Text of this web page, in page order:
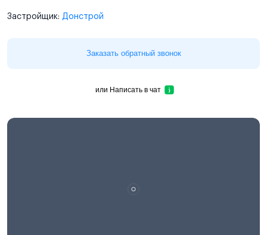
Застройщик: Донстрой
Заказать обратный звонок
или Написать в чат